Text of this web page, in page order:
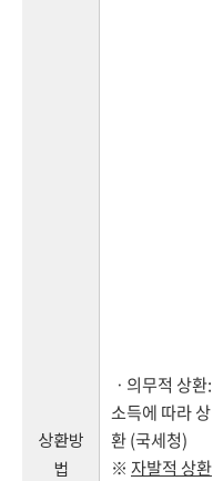
상환방
법
ㆍ의무적 상환:
소득에 따라 상
환 (국세청)
※ 자발적 상환